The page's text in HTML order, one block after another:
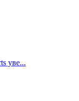
уве...